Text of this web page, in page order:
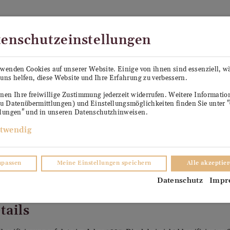
SEPP KÜHLANHÄNGER ANTON
Cookies auf unserer Website. Einige von ihnen sind essenziell,
helfen, diese Website und Ihre Erfahrung zu verbessern.
Ihre freiwillige Zustimmung jederzeit widerrufen. Weitere
Datenübermittlungen) und Einstellungsmöglichkeiten finden Sie unter
und in unseren Datenschutzhinweisen.
Meine Einstellungen speichern Alle
Datenschutz